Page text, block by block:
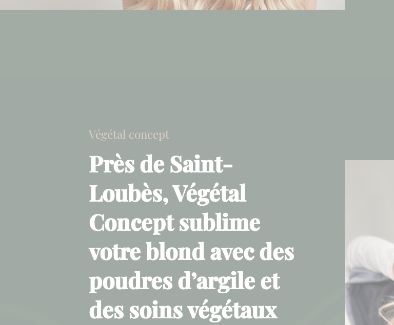
Végétal concept
Près de Saint-
Loubès, Végétal
Concept sublime
votre blond avec des
poudres d’argile et
des soins végétaux